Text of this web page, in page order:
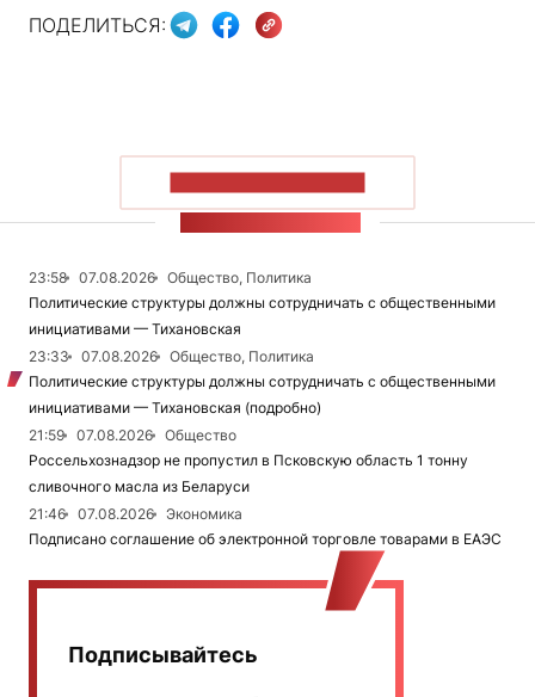
ПОДЕЛИТЬСЯ:
23:58 07.08.2026
Общество, Политика
Политические структуры должны сотрудничать с общественными
инициативами — Тихановская
23:33
07.08.2026
Общество, Политика
Политические структуры должны сотрудничать с общественными
инициативами — Тихановская (подробно)
21:59
07.08.2026
Общество
Россельхознадзор не пропустил в Псковскую область 1 тонну
сливочного масла из Беларуси
21:46
07.08.2026
Экономика
Подписано соглашение об электронной торговле товарами в ЕАЭС
Подписывайтесь